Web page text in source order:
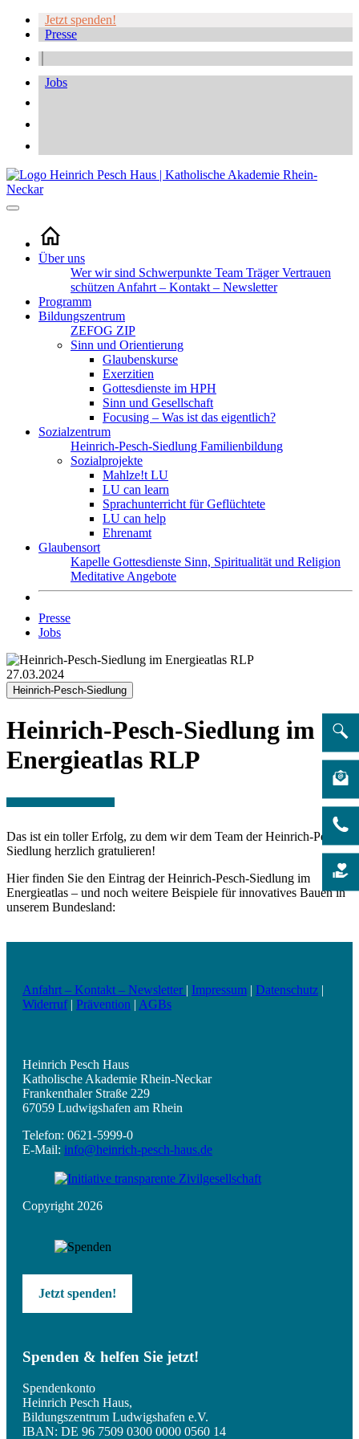
Jetzt spenden!
Presse
Jobs
Über uns
Wer wir sind Schwerpunkte Team TrägerVertrauen
schützen Anfahrt – Kontakt – Newsletter
Programm
Bildungszentrum
ZEFOG ZIP
Sinn und Orientierung
Glaubenskurse
Exerzitien
Gottesdienste im HPH
Sinn und Gesellschaft
Focusing – Was ist das eigentlich?
Sozialzentrum
Heinrich-Pesch-Siedlung Familienbildung
Sozialprojekte
Mahlze!t LU
LU can learn
Sprachunterricht für Geflüchtete
LU can help
Ehrenamt
Glaubensort
Kapelle Gottesdienste Sinn, Spiritualität und Religion
Meditative Angebote
Presse
Jobs
27.03.2024
Heinrich-Pesch-Siedlung
Heinrich-Pesch-Siedlung im
Energieatlas RLP
Das ist ein toller Erfolg, zu dem wir dem Team der Heinrich-Pesch-
Siedlung herzlich gratulieren!
Hier finden Sie den Eintrag der Heinrich-Pesch-Siedlung im
Energieatlas – und noch weitere Beispiele für innovatives Bauen in
unserem Bundesland:
Anfahrt – Kontakt – Newsletter | Impressum | Datenschutz |
Widerruf| Prävention | AGBs
Heinrich Pesch Haus
Katholische Akademie Rhein-Neckar
Frankenthaler Straße 229
67059 Ludwigshafen am Rhein
Telefon: 0621-5999-0
E-Mail: info@heinrich-pesch-haus.de
Copyright 2026
Jetzt spenden!
Spenden & helfen Sie jetzt!
Spendenkonto
Heinrich Pesch Haus,
Bildungszentrum Ludwigshafen e.V.
IBAN: DE 96 7509 0300 0000 0560 14